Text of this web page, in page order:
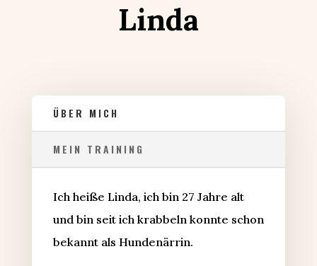
Linda
ÜBER MICH
MEIN TRAINING
Ich heiße Linda, ich bin 27 Jahre alt
und bin seit ich krabbeln konnte schon
bekannt als Hundenärrin.